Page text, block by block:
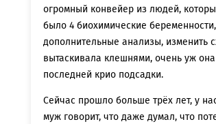
огромный конвейер из людей,
было 4 биохимические
дополнительные анализы, изменить
вытаскивала клешнями, очень уж
последней крио подсадки.
Сейчас прошло больше трёх лет, у
муж говорит, что даже думал, что